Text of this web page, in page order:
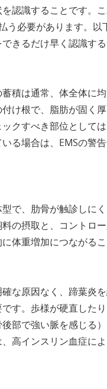
認識することです。
う必要があります。以
きるだけ早く認識する
積は通常、体全体に
け根で、脂肪が固く
クすべき部位として
る場合は、EMSの警
で、肋骨が触診しに
の摂取と、コントロ
体重増加につながるこ
な原因なく、蹄葉炎
す。歩様が硬直した
部で強い脈を感じる
高インスリン血症に